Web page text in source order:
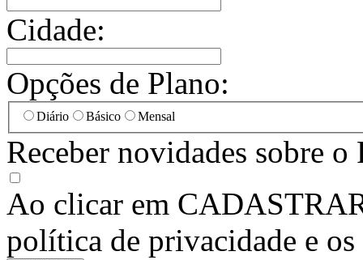
Cidade:
Opções de Plano:
Diário Básico Mensal
Receber novidades sobre
Ao clicar em
política de privacidade e os